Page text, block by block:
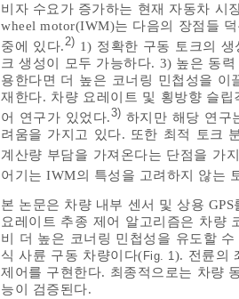
비자 수요가 증가하는 현재 자동차 시
wheel motor(IWM)는 다음의 장점들
중에 있다. 2) 1) 정확한 구동 토크의
크 생성이 모두 가능하다. 3) 높은 동
용한다면 더 높은 코너링 민첩성을
재한다. 차량 요레이트 및 횡방향 슬
어 연구가 있었다.3) 하지만 해당 연구
려움을 가지고 있다. 또한 최적 토크
계산량 부담을 가져온다는 단점을 가
어기는 IWM의 특성을 고려하지 않는
본 논문은 차량 내부 센서 및 상용
요레이트 추종 제어 알고리즘은 차량
비 더 높은 코너링 민첩성을 유도할
식 사륜 구동 차량이다( Fig. 1). 전륜의
제어를 구현한다. 최종적으로는 차량
능이 검증된다.